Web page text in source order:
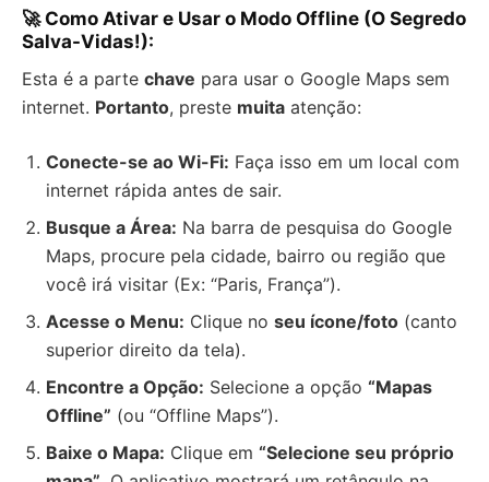
🚀 Como Ativar e Usar o Modo Offline (O Segredo
Salva-Vidas!):
Esta é a parte chave para usar o Google Maps sem
internet. Portanto, preste muita atenção:
Conecte-se ao Wi-Fi: Faça isso em um local com
internet rápida antes de sair.
Busque a Área: Na barra de pesquisa do Google
Maps, procure pela cidade, bairro ou região que
você irá visitar (Ex: “Paris, França”).
Acesse o Menu: Clique no seu ícone/foto (canto
superior direito da tela).
Encontre a Opção: Selecione a opção “Mapas
Offline” (ou “Offline Maps”).
Baixe o Mapa: Clique em “Selecione seu próprio